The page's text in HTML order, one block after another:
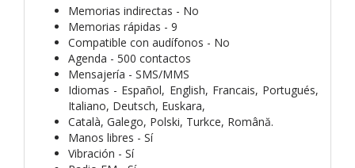
Memorias indirectas - No
Memorias rápidas - 9
Compatible con audífonos - No
Agenda - 500 contactos
Mensajería - SMS/MMS
Idiomas - Español, English, Francais, Portugués,
Italiano, Deutsch, Euskara,
Català, Galego, Polski, Turkce, Română.
Manos libres - Sí
Vibración - Sí